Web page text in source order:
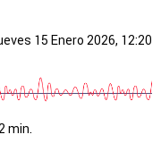
15 Enero 2026, 12:20
min.